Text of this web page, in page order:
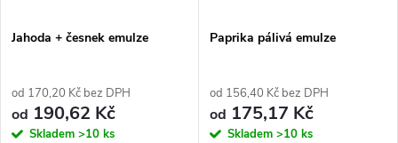
Jahoda + česnek emulze
od 170,20 Kč bez DPH
od 190,62 Kč
Skladem >10 ks
Paprika pálivá emulze
od 156,40 Kč bez DPH
od 175,17 Kč
Skladem >10 ks